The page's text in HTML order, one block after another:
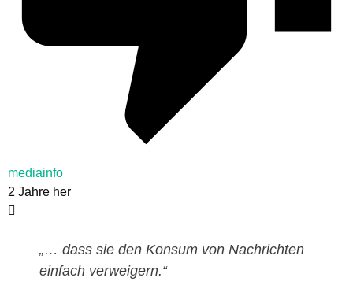
mediainfo
2 Jahre her
„… dass sie den Konsum von Nachrichten
einfach verweigern.“